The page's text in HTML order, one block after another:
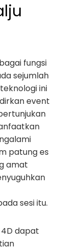
fungsi
sejumlah
ini
event
patung es
amat
sesi itu.
4D dapat